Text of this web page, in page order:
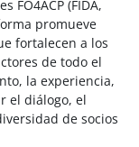
FO4ACP (FIDA,
promueve
fortalecen a los
de todo el
la experiencia,
el diálogo, el
de socios